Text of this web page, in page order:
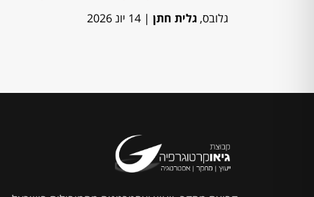
גלובס, גלית חתן | 14 יונ 2026